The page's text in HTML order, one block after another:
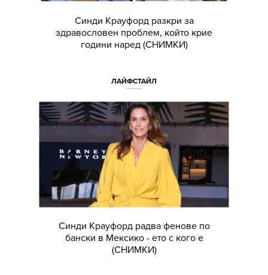
Синди Крауфорд разкри за
здравословен проблем, който крие
години наред (СНИМКИ)
ЛАЙФСТАЙЛ
Синди Крауфорд радва фенове по
бански в Мексико - ето с кого е
(СНИМКИ)